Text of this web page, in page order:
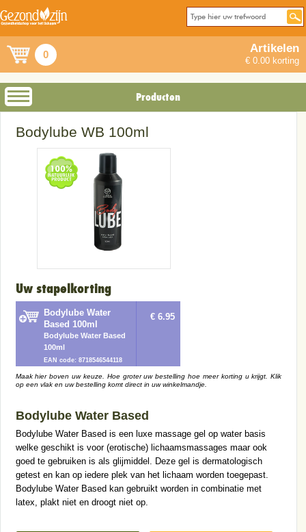
0 Artikelen
€ 0.00 korting
Producten
Bodylube WB 100ml
Uw stapelkorting
Bodylube Water
Based 100ml
Bodylube Water Based
100ml
EAN code: 8718546544118
€ 6.95
Maak hier boven uw keuze. Hoe groter uw bestelling hoe meer korting u krijgt. Klik
op een vlak en uw bestelling komt direct in uw winkelmandje.
Bodylube Water Based
Bodylube Water Based is een luxe massage gel op water basis
welke geschikt is voor (erotische) lichaamsmassages maar ook
goed te gebruiken is als glijmiddel. Deze gel is dermatologisch
getest en kan op iedere plek van het lichaam worden toegepast.
Bodylube Water Based kan gebruikt worden in combinatie met
latex, plakt niet en droogt niet op.